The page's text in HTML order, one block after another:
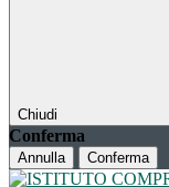
Chiudi
Conferma
Annulla Conferma